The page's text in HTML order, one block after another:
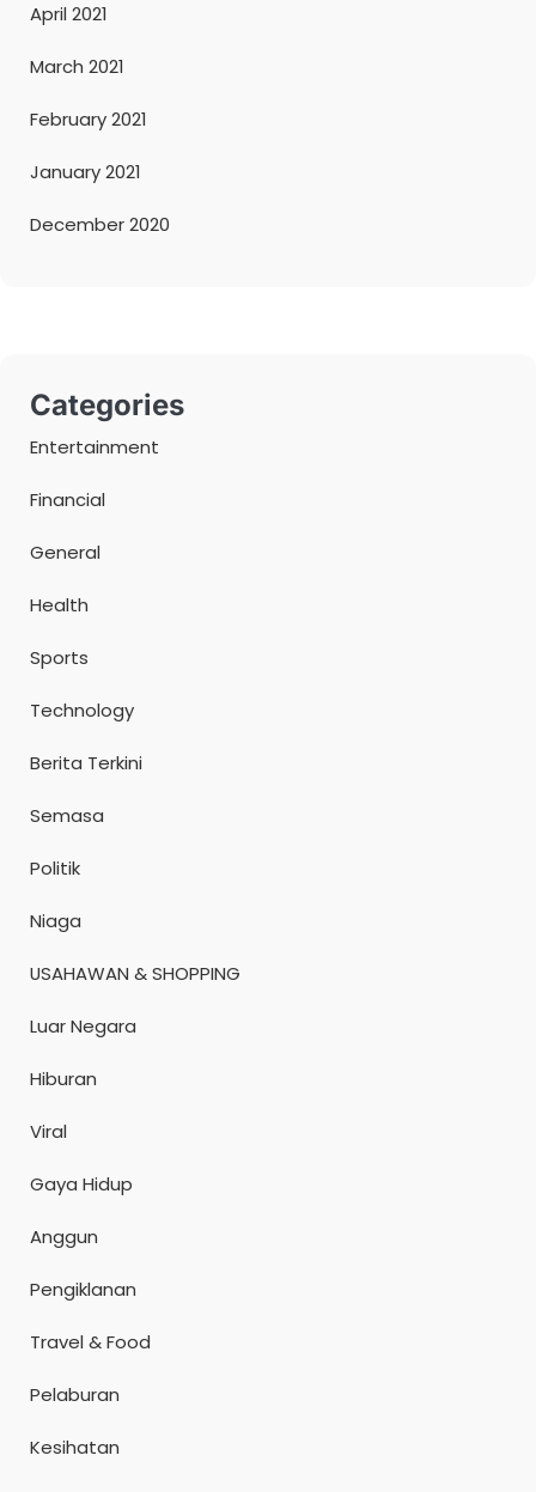
April 2021
March 2021
February 2021
January 2021
December 2020
Categories
Entertainment
Financial
General
Health
Sports
Technology
Berita Terkini
Semasa
Politik
Niaga
USAHAWAN & SHOPPING
Luar Negara
Hiburan
Viral
Gaya Hidup
Anggun
Pengiklanan
Travel & Food
Pelaburan
Kesihatan